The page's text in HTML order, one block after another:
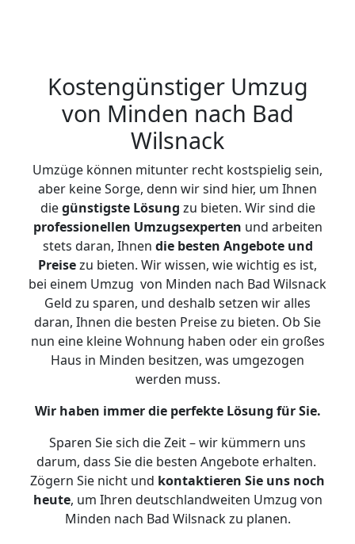
Kostengünstiger Umzug
von Minden nach Bad
Wilsnack
Umzüge können mitunter recht kostspielig sein,
aber keine Sorge, denn wir sind hier, um Ihnen
diegünstigste Lösung zu bieten. Wir sind die
professionellen Umzugsexperten und arbeiten
stets daran, Ihnen die besten Angebote und
Preisezu bieten. Wir wissen, wie wichtig es ist,
bei einem Umzug von Minden nach Bad Wilsnack
Geld zu sparen, und deshalb setzen wir alles
daran, Ihnen die besten Preise zu bieten. Ob Sie
nun eine kleine Wohnung haben oder ein großes
Haus in Minden besitzen, was umgezogen
werden muss.
Wir haben immer die perfekte Lösung für Sie.
Sparen Sie sich die Zeit – wir kümmern uns
darum, dass Sie die besten Angebote erhalten.
Zögern Sie nicht und kontaktieren Sie uns noch
heute, um Ihren deutschlandweiten Umzug von
Minden nach Bad Wilsnack zu planen.